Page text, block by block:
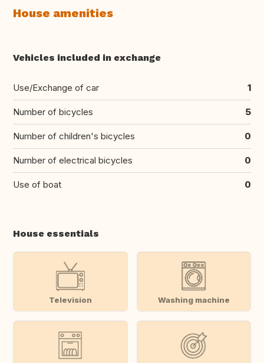
House amenities
Vehicles included in exchange
Use/Exchange of car 1
Number of bicycles 5
Number of children's bicycles 0
Number of electrical bicycles 0
Use of boat 0
House essentials
Television Washing machine